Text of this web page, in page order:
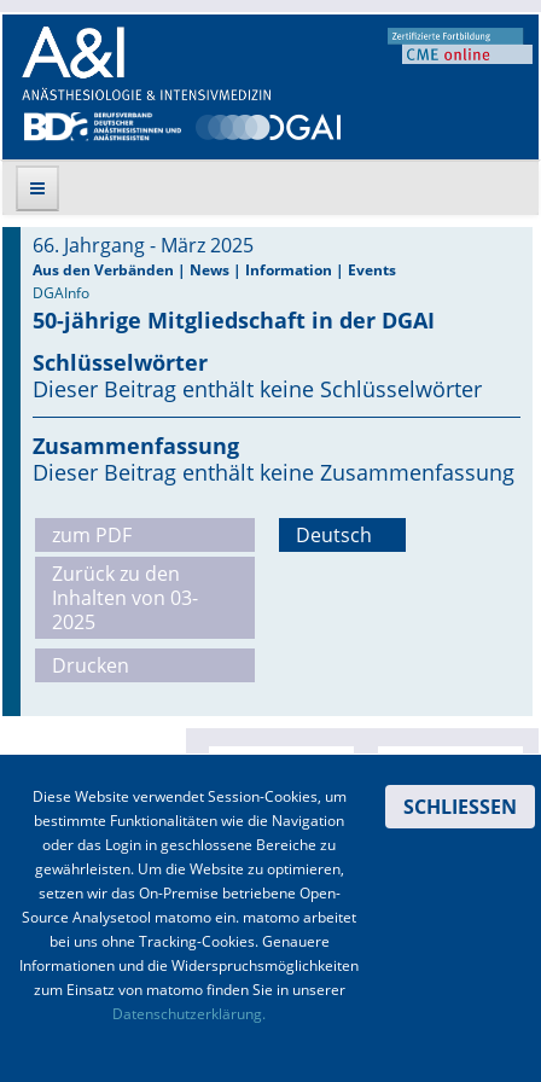
Suche
Aktuelle Ausgabe
Leitlinien
Supplements
Supplements OrphanAnesthesia
Online First
A&I English
Autoren-Service
Bestell-Service
Stellenmarkt
Kongresskalender
66. Jahrgang - März 2025
Aus den Verbänden | News | Information | Events
DGAInfo
50-jährige Mitgliedschaft in der DGAI
Schlüsselwörter
Dieser Beitrag enthält keine Schlüsselwörter
Zusammenfassung
Dieser Beitrag enthält keine Zusammenfassung
zum PDF
Zurück zu den
Inhalten von 03-
2025
Drucken
Deutsch
Impressum Datenschutz
Diese Website verwendet Session-Cookies, um
bestimmte Funktionalitäten wie die Navigation
oder das Login in geschlossene Bereiche zu
gewährleisten. Um die Website zu optimieren,
setzen wir das On-Premise betriebene Open-
Source Analysetool matomo ein. matomo arbeitet
bei uns ohne Tracking-Cookies. Genauere
Informationen und die Widerspruchsmöglichkeiten
zum Einsatz von matomo finden Sie in unserer
Datenschutzerklärung.
SCHLIESSEN